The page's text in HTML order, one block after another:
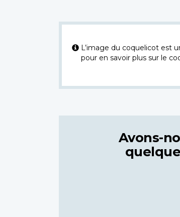
L’image du coquelicot est
pour en savoir plus sur le
Avons-